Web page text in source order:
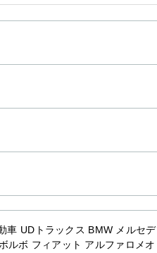
車 UDトラックス BMW メルセデ
ルボ フィアット アルファロメオ